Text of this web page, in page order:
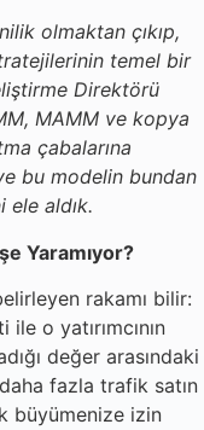
olmaktan çıkıp,
temel bir
Direktörü
MAMM ve kopya
çabalarına
bu modelin bundan
aldık.
Yaramıyor?
rakamı bilir:
o yatırımcının
değer arasındaki
fazla trafik satın
büyümenize izin